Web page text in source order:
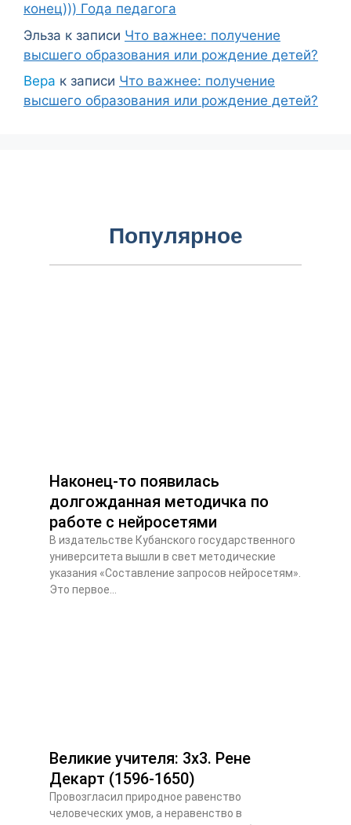
конец))) Года педагога
Эльза к записи Что важнее: получение
высшего образования или рождение детей?
Вера к записи Что важнее: получение
высшего образования или рождение детей?
Популярное
Наконец-то появилась
долгожданная методичка по
работе с нейросетями
В издательстве Кубанского государственного
университета вышли в свет методические
указания «Составление запросов нейросетям».
Это первое...
Великие учителя: 3х3. Рене
Декарт (1596-1650)
Провозгласил природное равенство
человеческих умов, а неравенство в